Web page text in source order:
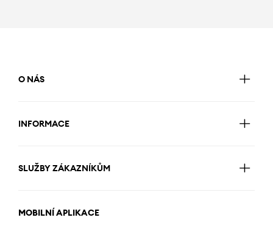
O NÁS
INFORMACE
SLUŽBY ZÁKAZNÍKŮM
MOBILNÍ APLIKACE